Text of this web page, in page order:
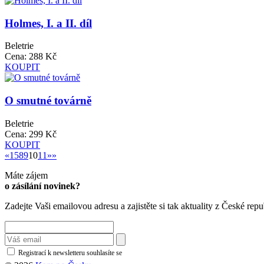
Holmes, I. a II. díl
Beletrie
Cena: 288 Kč
KOUPIT
O smutné továrně
Beletrie
Cena: 299 Kč
KOUPIT
««1 5891011 »»
Máte zájem
o zásílání novinek?
Zadejte Vaši emailovou adresu a zajistěte si tak aktuality z České
Registrací k newsletteru souhlasíte se